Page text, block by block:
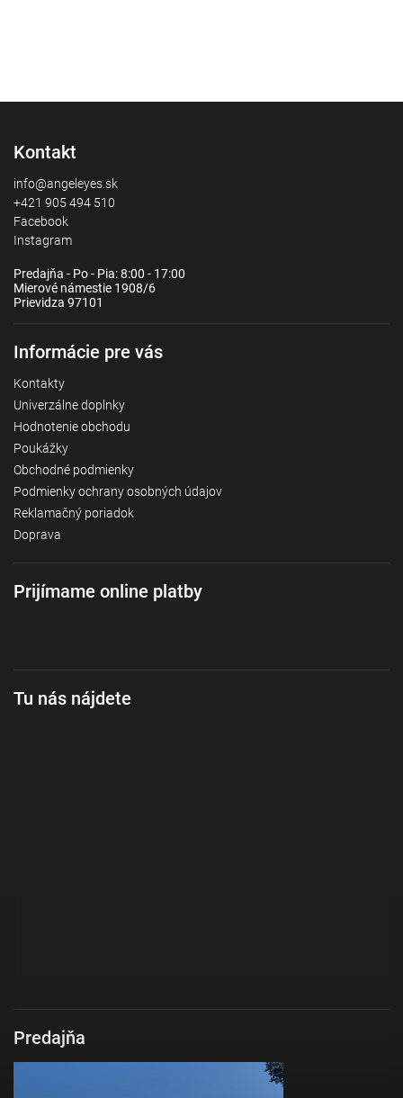
Kontakt
info@angeleyes.sk
+421 905 494 510
Facebook
Instagram
Predajňa - Po - Pia: 8:00 - 17:00
Mierové námestie 1908/6
Prievidza 97101
Informácie pre vás
Kontakty
Univerzálne doplnky
Hodnotenie obchodu
Poukážky
Obchodné podmienky
Podmienky ochrany osobných údajov
Reklamačný poriadok
Doprava
Prijímame online platby
Tu nás nájdete
Predajňa